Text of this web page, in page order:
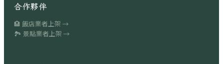
合作夥伴
🏨 飯店業者上架 →
🏞 景點業者上架 →